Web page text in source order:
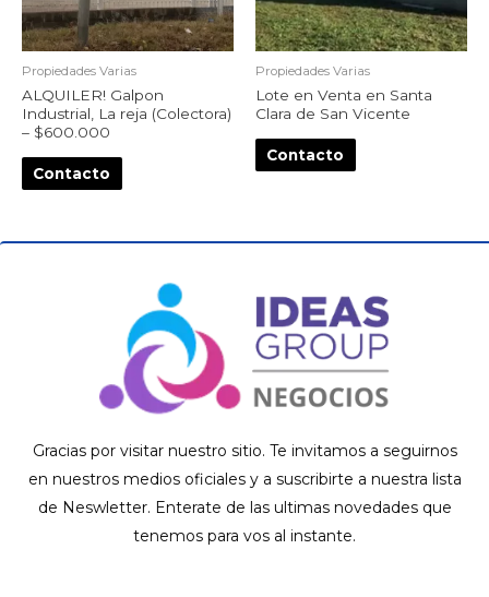
Propiedades Varias
ALQUILER! Galpon
Industrial, La reja (Colectora)
– $600.000
Contacto
Propiedades Varias
Lote en Venta en Santa
Clara de San Vicente
Contacto
Gracias por visitar nuestro sitio. Te invitamos a seguirnos
en nuestros medios oficiales y a suscribirte a nuestra lista
de Neswletter. Enterate de las ultimas novedades que
tenemos para vos al instante.